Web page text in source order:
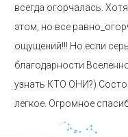
всегда огорчалась.
этом, но все
ощущений!!! Но если
благодарности
узнать КТО ОНИ?)
легкое. Огромное